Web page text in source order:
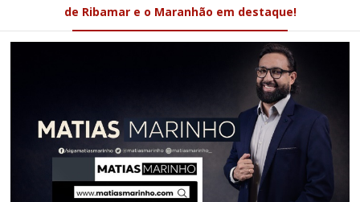
de Ribamar e o Maranhão em destaque!